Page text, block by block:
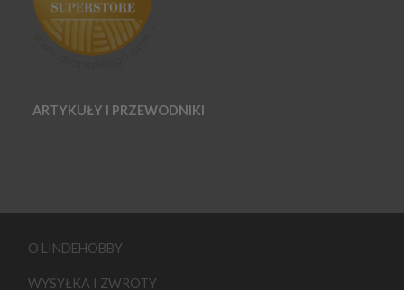
ARTYKUŁY I PRZEWODNIKI
O LINDEHOBBY
WYSYŁKA I ZWROTY